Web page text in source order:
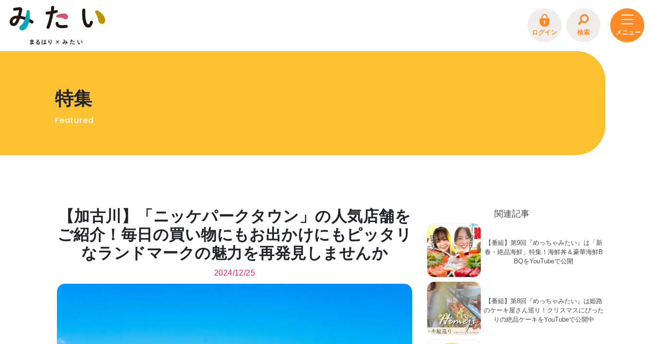
ログイン 検索
特集
Featured
【加古川】「ニッケパークタウン」の人気店舗を
ご紹介！毎日の買い物にもお出かけにもピッタリ
なランドマークの魅力を再発見しませんか
2024/12/25
関連記事
【番組】第9回『めっちゃみたい』は「新
春・絶品海鮮」特集！海鮮丼＆豪華海鮮B
BQをYouTubeで公開
【番組】第8回『めっちゃみたい』は姫路
のケーキ屋さん巡り！クリスマスにぴった
りの絶品ケーキをYouTubeで公開中